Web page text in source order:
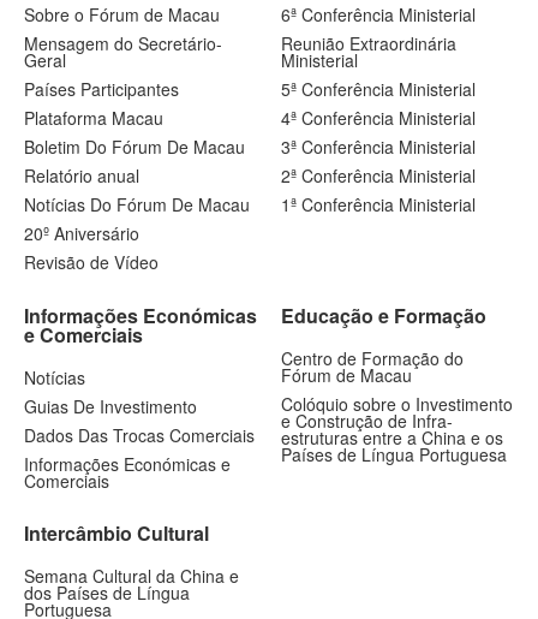
Sobre o Fórum de Macau
Mensagem do Secretário-
Geral
Países Participantes
Plataforma Macau
Boletim Do Fórum De Macau
Relatório anual
Notícias Do Fórum De Macau
20º Aniversário
Revisão de Vídeo
6ª Conferência Ministerial
Reunião Extraordinária
Ministerial
5ª Conferência Ministerial
4ª Conferência Ministerial
3ª Conferência Ministerial
2ª Conferência Ministerial
1ª Conferência Ministerial
Informações Económicas
e Comerciais
Notícias
Guias De Investimento
Dados Das Trocas Comerciais
Informações Económicas e
Comerciais
Intercâmbio Cultural
Semana Cultural da China e
dos Países de Língua
Portuguesa
Educação e Formação
Centro de Formação do
Fórum de Macau
Colóquio sobre o Investimento
e Construção de Infra-
estruturas entre a China e os
Países de Língua Portuguesa